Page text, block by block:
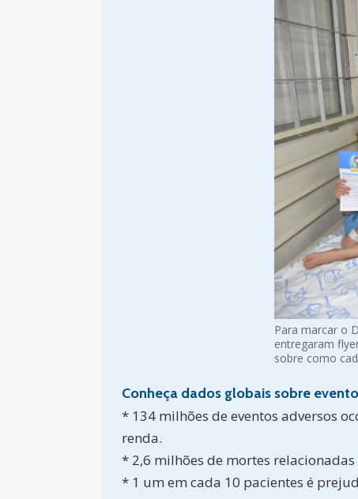
Para marcar o
entregaram
sobre como
Conheça dados globais sobre
* 134 milhões de eventos adversos
renda.
* 2,6 milhões de mortes
* 1 um em cada 10 pacientes é